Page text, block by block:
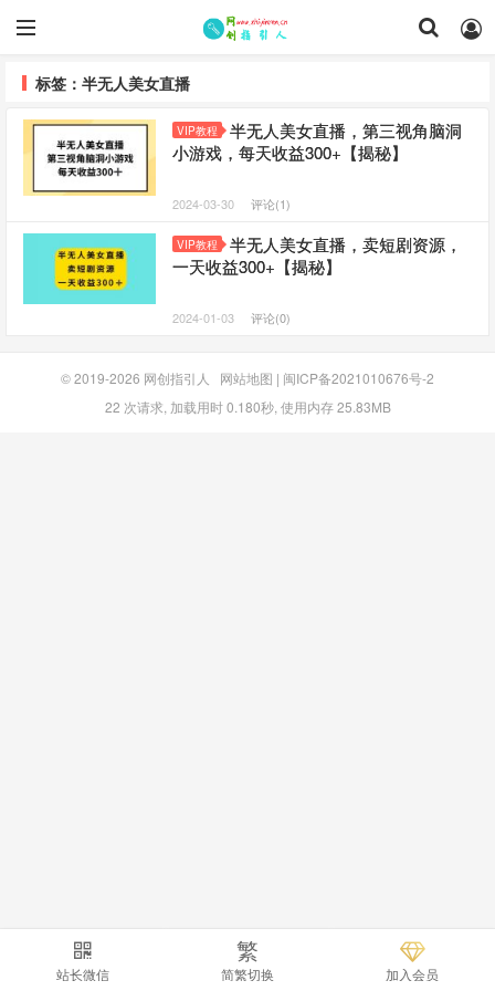
标签：半无人美女直播
VIP教程
半无人美女直播，第三视角脑洞
小游戏，每天收益300+【揭秘】
2024-03-30 评论(1)
VIP教程
半无人美女直播，卖短剧资源，
一天收益300+【揭秘】
2024-01-03 评论(0)
© 2019-2026 网创指引人 网站地图 | 闽ICP备2021010676号-2
22 次请求, 加载用时 0.180秒, 使用内存 25.83MB
站长微信
繁
简繁切换 加入会员